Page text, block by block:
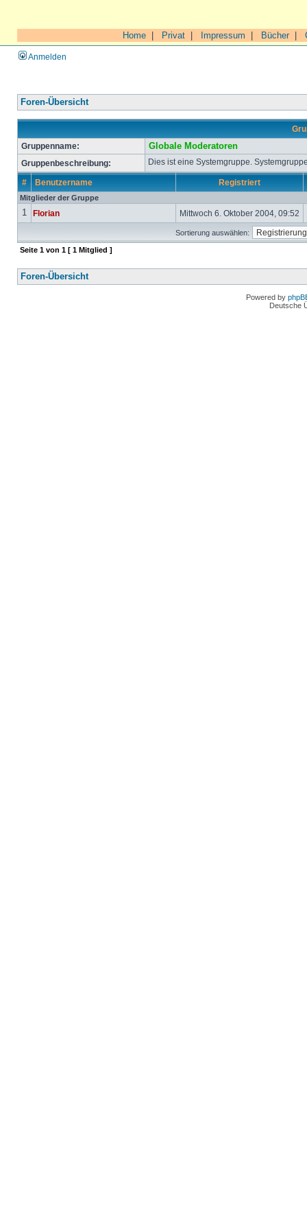
Home Privat Impressum Bücher|
Anmelden
Foren-Übersicht
Gruppenname:
Globale Moderatoren
Gruppenbeschreibung: Dies ist eine Systemgruppe.
# Benutzername Registriert
Mitglieder der Gruppe
1 Florian Mittwoch 6. Oktober 2004, 09:52
Sortierung auswählen:
Seite 1 von 1 [ 1 Mitglied ]
Foren-Übersicht
Powered by
Deutsche